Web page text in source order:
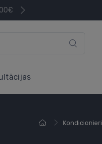
Kondicionieri